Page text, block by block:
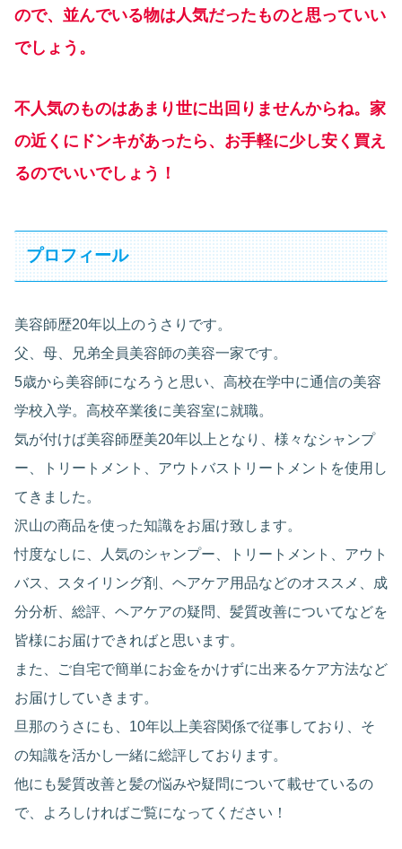
ので、並んでいる物は人気だったものと思っていい
でしょう。
不人気のものはあまり世に出回りませんからね。家
の近くにドンキがあったら、お手軽に少し安く買え
るのでいいでしょう！
プロフィール
美容師歴20年以上のうさりです。
父、母、兄弟全員美容師の美容一家です。
5歳から美容師になろうと思い、高校在学中に通信の美容
学校入学。高校卒業後に美容室に就職。
気が付けば美容師歴美20年以上となり、様々なシャンプ
ー、トリートメント、アウトバストリートメントを使用し
てきました。
沢山の商品を使った知識をお届け致します。
忖度なしに、人気のシャンプー、トリートメント、アウト
バス、スタイリング剤、ヘアケア用品などのオススメ、成
分分析、総評、ヘアケアの疑問、髪質改善についてなどを
皆様にお届けできればと思います。
また、ご自宅で簡単にお金をかけずに出来るケア方法など
お届けしていきます。
旦那のうさにも、10年以上美容関係で従事しており、そ
の知識を活かし一緒に総評しております。
他にも髪質改善と髪の悩みや疑問について載せているの
で、よろしければご覧になってください！